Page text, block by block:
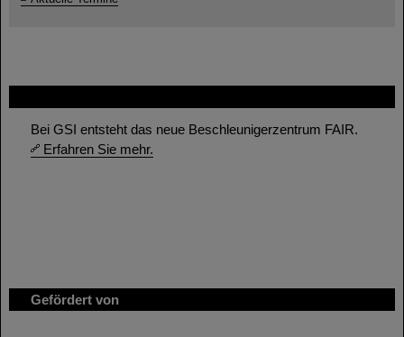
Bei GSI entsteht das neue Beschleunigerzentrum FAIR.
Erfahren Sie mehr.
Gefördert von